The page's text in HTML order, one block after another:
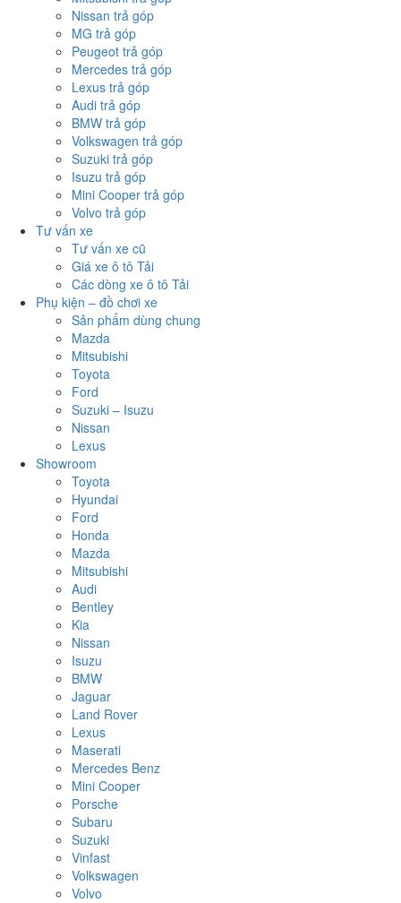
Nissan trả góp
MG trả góp
Peugeot trả góp
Mercedes trả góp
Lexus trả góp
Audi trả góp
BMW trả góp
Volkswagen trả góp
Suzuki trả góp
Isuzu trả góp
Mini Cooper trả góp
Volvo trả góp
Tư vấn xe
Tư vấn xe cũ
Giá xe ô tô Tải
Các dòng xe ô tô Tải
Phụ kiện – đồ chơi xe
Sản phẩm dùng chung
Mazda
Mitsubishi
Toyota
Ford
Suzuki – Isuzu
Nissan
Lexus
Showroom
Toyota
Hyundai
Ford
Honda
Mazda
Mitsubishi
Audi
Bentley
Kia
Nissan
Isuzu
BMW
Jaguar
Land Rover
Lexus
Maserati
Mercedes Benz
Mini Cooper
Porsche
Subaru
Suzuki
Vinfast
Volkswagen
Volvo